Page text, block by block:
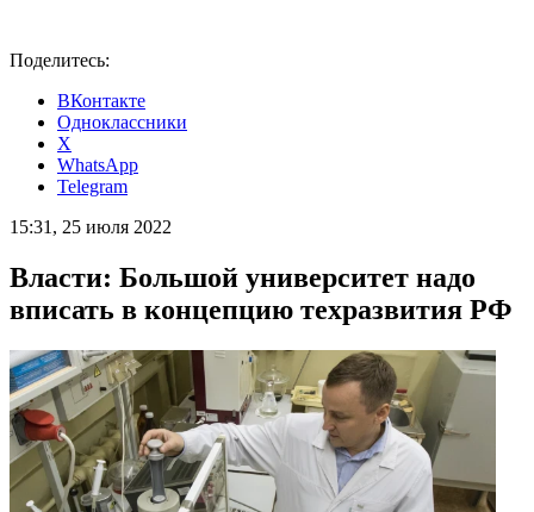
Поделитесь:
ВКонтакте
Одноклассники
X
WhatsApp
Telegram
15:31, 25 июля 2022
Власти: Большой университет надо
вписать в концепцию техразвития РФ